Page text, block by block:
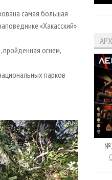
самая большая
«Хакасский»
пройденная огнем,
парков